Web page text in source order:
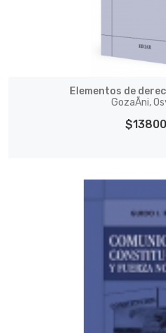
Elementos de
GozaÃ­ni,